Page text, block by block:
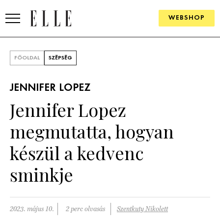
WEBSHOP
SZÉPSÉG
KULTÚRA
PÁRKAPCSOLAT
FŐOLDAL SZÉPSÉG
JENNIFER LOPEZ
Jennifer Lopez
megmutatta, hogyan
készül a kedvenc
sminkje
2023. május 10. 2 perc olvasás Szentkuty Nikolett